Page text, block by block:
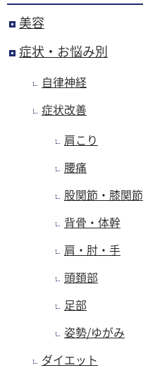
美容
症状・お悩み別
自律神経
症状改善
肩こり
腰痛
股関節・膝関節
背骨・体幹
肩・肘・手
頭頚部
足部
姿勢/ゆがみ
ダイエット